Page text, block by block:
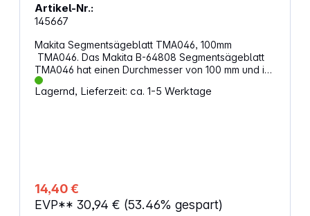
Artikel-Nr.:
145667
Makita Segmentsägeblatt TMA046, 100mm
TMA046. Das Makita B-64808 Segmentsägeblatt
TMA046 hat einen Durchmesser von 100 mm und ist
ideal zum Kürzen von Türstöcken sowie zum
Ausschneiden von Laminat oder Bodenbelägen. Es
Lagernd, Lieferzeit: ca. 1-5 Werktage
14,40 €
EVP** 30,94 € (53.46% gespart)